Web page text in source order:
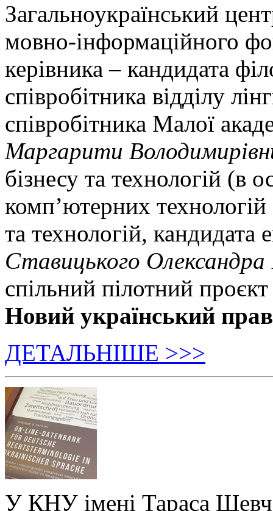
Загальноукраїнський
мовно-інформаційного
керівника – кандидата
співробітника відділу
співробітника Малої
Маргарити
бізнесу та технологій (в
комп’ютерних технологій
та технологій, кандидата
Ставицького Олександра
спільний пілотний
Новий український
ДЕТАЛЬНІШЕ >>>
У КНУ імені Тараса